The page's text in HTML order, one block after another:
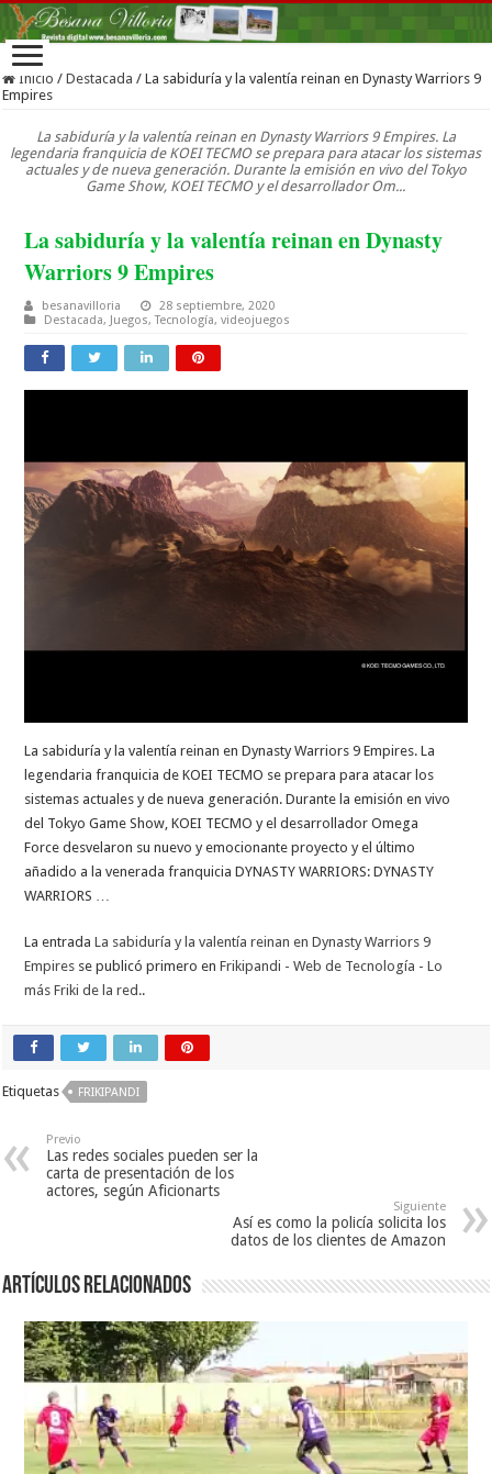
Inicio / Destacada / La sabiduría y la valentía reinan en Dynasty Warriors 9
Empires
La sabiduría y la valentía reinan en Dynasty Warriors 9 Empires. La
legendaria franquicia de KOEI TECMO se prepara para atacar los sistemas
actuales y de nueva generación. Durante la emisión en vivo del Tokyo
Game Show, KOEI TECMO y el desarrollador Om...
La sabiduría y la valentía reinan en Dynasty
Warriors 9 Empires
besanavilloria
28 septiembre, 2020
Destacada, Juegos,Tecnología,videojuegos
La sabiduría y la valentía reinan en Dynasty Warriors 9 Empires. La
legendaria franquicia de KOEI TECMO se prepara para atacar los
sistemas actuales y de nueva generación. Durante la emisión en vivo
del Tokyo Game Show, KOEI TECMO y el desarrollador Omega
Force desvelaron su nuevo y emocionante proyecto y el último
añadido a la venerada franquicia DYNASTY WARRIORS: DYNASTY
WARRIORS …
La entradaLa sabiduría y la valentía reinan en Dynasty Warriors 9
Empires se publicó primero enFrikipandi - Web de Tecnología - Lo
más Friki de la red..
Etiquetas FRIKIPANDI
Previo
Las redes sociales pueden ser la
carta de presentación de los
actores, según Aficionarts
Siguiente
Así es como la policía solicita los
datos de los clientes de Amazon
Artículos relacionados